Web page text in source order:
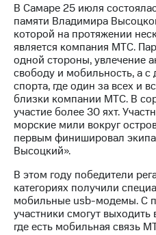
Контакты
Медиа-центр
Пресс-
релизы
МТС
о технологиях
Достижения
Интервью
Финансовая
отчетность
Контакты
В Самаре 25 июля
памяти Владимира
которой на протяжении
является компания МТС.
одной стороны, увлечение
свободу и мобильность, а
спорта, где один за всех и
близки компании МТС. В
участие более 30 яхт.
морские мили вокруг
первым финишировал
Высоцкий».
В этом году победители
категориях получили
мобильные usb-модемы. С
участники смогут
где есть мобильная связь